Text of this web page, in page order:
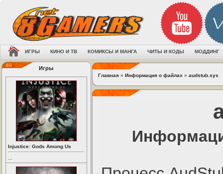
ИГРЫ КИНО И ТВ КОМИКСЫ И МАНГА ЧИТЫ И КОДЫ МОДДИНГ
Игры
Injustice: Gods Among Us
Главная » Информация о файлах » audstub.sys